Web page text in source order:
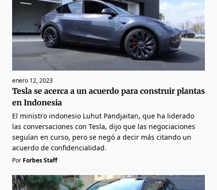
enero 12, 2023
Tesla se acerca a un acuerdo para construir plantas
en Indonesia
El ministro indonesio Luhut Pandjaitan, que ha liderado
las conversaciones con Tesla, dijo que las negociaciones
seguían en curso, pero se negó a decir más citando un
acuerdo de confidencialidad.
Por Forbes Staff